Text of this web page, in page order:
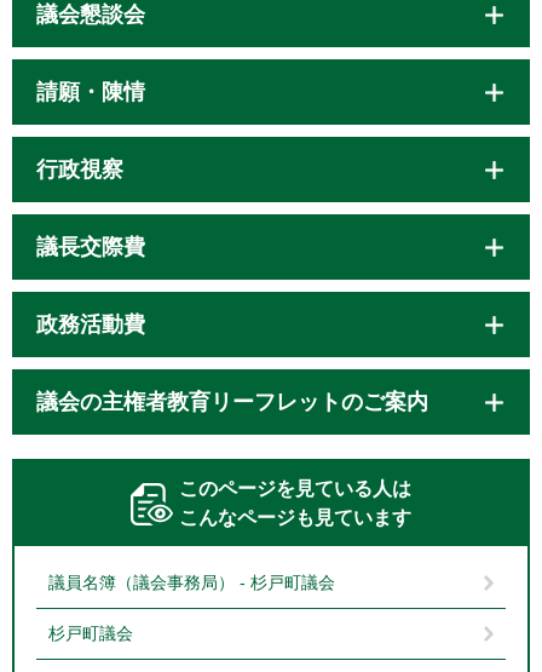
議会懇談会
請願・陳情
行政視察
議長交際費
政務活動費
議会の主権者教育リーフレットのご案内
このページを見ている人は
こんなページも見ています
議員名簿（議会事務局） - 杉戸町議会
杉戸町議会